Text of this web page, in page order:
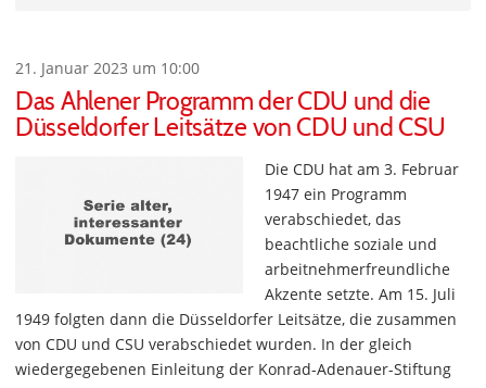
21. Januar 2023 um 10:00
Das Ahlener Programm der CDU und die
Düsseldorfer Leitsätze von CDU und CSU
Die CDU hat am 3. Februar
1947 ein Programm
verabschiedet, das
beachtliche soziale und
arbeitnehmerfreundliche
Akzente setzte. Am 15. Juli
1949 folgten dann die Düsseldorfer Leitsätze, die zusammen
von CDU und CSU verabschiedet wurden. In der gleich
wiedergegebenen Einleitung der Konrad-Adenauer-Stiftung